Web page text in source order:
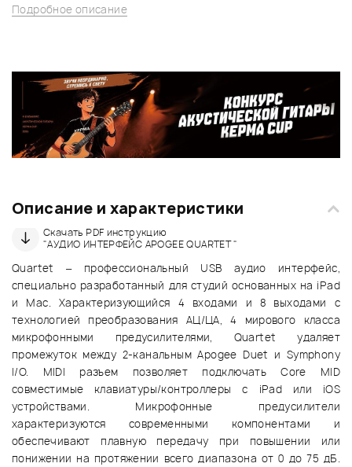
Подробное описание
Описание и характеристики
Скачать PDF инструкцию
"АУДИО ИНТЕРФЕЙС APOGEE QUARTET "
Quartet – профессиональный USB аудио интерфейс,
специально разработанный для студий основанных на iPad
и Mac. Характеризующийся 4 входами и 8 выходами с
технологией преобразования АЦ/ЦА, 4 мирового класса
микрофонными предусилителями, Quartet удаляет
промежуток между 2-канальным Apogee Duet и Symphony
I/O. MIDI разъем позволяет подключать Core MID
совместимые клавиатуры/контроллеры с iPad или iOS
устройствами. Микрофонные предусилители
характеризуются современными компонентами и
обеспечивают плавную передачу при повышении или
понижении на протяжении всего диапазона от 0 до 75 дБ.